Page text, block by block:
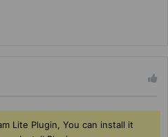
Lite Plugin, You can install it